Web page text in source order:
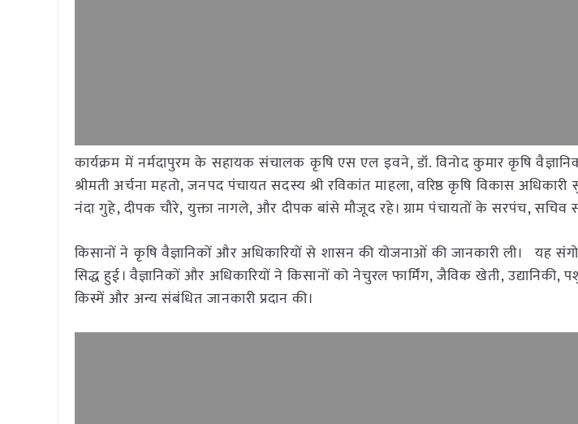
कार्यक्रम में नर्मदापुरम के सहायक संचालक कृषि एस एल इवने, डॉ. विनोद कुमार कृषि
श्रीमती अर्चना महतो, जनपद पंचायत सदस्य श्री रविकांत माहला, वरिष्ठ कृषि विकास
नंदा गुहे, दीपक चौरे, युक्ता नागले, और दीपक बांसे मौजूद रहे। ग्राम पंचायतों के सरपंच, सचिव
किसानों ने कृषि वैज्ञानिकों और अधिकारियों से शासन की योजनाओं की जानकारी ली। यह
सिद्ध हुई। वैज्ञानिकों और अधिकारियों ने किसानों को नेचुरल फार्मिंग, जैविक खेती,
किस्में और अन्य संबंधित जानकारी प्रदान की।